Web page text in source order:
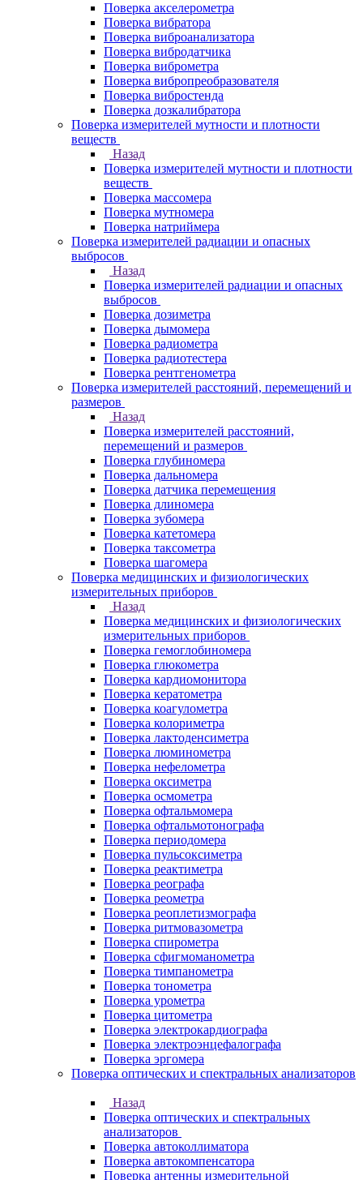
Поверка акселерометра
Поверка вибратора
Поверка виброанализатора
Поверка вибродатчика
Поверка виброметра
Поверка вибропреобразователя
Поверка вибростенда
Поверка дозкалибратора
Поверка измерителей мутности и плотности
веществ
Назад
Поверка измерителей мутности и плотности
веществ
Поверка массомера
Поверка мутномера
Поверка натриймера
Поверка измерителей радиации и опасных
выбросов
Назад
Поверка измерителей радиации и опасных
выбросов
Поверка дозиметра
Поверка дымомера
Поверка радиометра
Поверка радиотестера
Поверка рентгенометра
Поверка измерителей расстояний, перемещений и
размеров
Назад
Поверка измерителей расстояний,
перемещений и размеров
Поверка глубиномера
Поверка дальномера
Поверка датчика перемещения
Поверка длиномера
Поверка зубомера
Поверка катетомера
Поверка таксометра
Поверка шагомера
Поверка медицинских и физиологических
измерительных приборов
Назад
Поверка медицинских и физиологических
измерительных приборов
Поверка гемоглобиномера
Поверка глюкометра
Поверка кардиомонитора
Поверка кератометра
Поверка коагулометра
Поверка колориметра
Поверка лактоденсиметра
Поверка люминометра
Поверка нефелометра
Поверка оксиметра
Поверка осмометра
Поверка офтальмомера
Поверка офтальмотонографа
Поверка периодомера
Поверка пульсоксиметра
Поверка реактиметра
Поверка реографа
Поверка реометра
Поверка реоплетизмографа
Поверка ритмовазометра
Поверка спирометра
Поверка сфигмоманометра
Поверка тимпанометра
Поверка тонометра
Поверка урометра
Поверка цитометра
Поверка электрокардиографа
Поверка электроэнцефалографа
Поверка эргомера
Поверка оптических и спектральных анализаторов
Назад
Поверка оптических и спектральных
анализаторов
Поверка автоколлиматора
Поверка автокомпенсатора
Поверка антенны измерительной